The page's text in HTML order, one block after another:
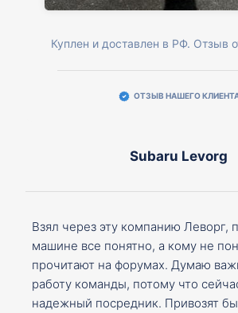
Куплен и доставлен в РФ. Отзыв
ОТЗЫВ НАШЕГО
Subaru Levorg
Взял через эту компанию Леворг,
машине все понятно, а кому не
прочитают на форумах. Думаю
работу команды, потому что
надежный посредник. Привозят